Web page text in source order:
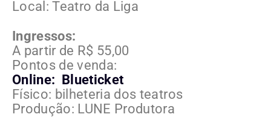
Local: Teatro da Liga
Ingressos:
A partir de R$ 55,00
Pontos de venda:
Online: Blueticket
Físico: bilheteria dos teatros
Produção: LUNE Produtora